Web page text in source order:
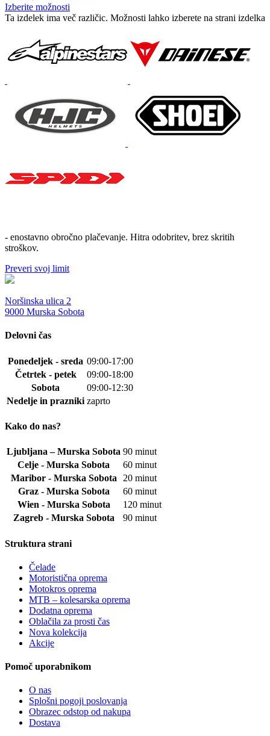
Izberite možnosti
Ta izdelek ima več različic. Možnosti lahko izberete na strani izdelka
- enostavno obročno plačevanje. Hitra odobritev, brez skritih
stroškov.
Preveri svoj limit
Noršinska ulica 2
9000 Murska Sobota
Delovni čas
Ponedeljek - sreda 09:00-17:00
Četrtek - petek
09:00-18:00
Sobota
09:00-12:30
Nedelje in prazniki zaprto
Kako do nas?
Ljubljana – Murska Sobota 90 minut
Celje - Murska Sobota
60 minut
Maribor - Murska Sobota
20 minut
Graz - Murska Sobota
60 minut
Wien - Murska Sobota
120 minut
Zagreb - Murska Sobota
90 minut
Struktura strani
Čelade
Motoristična oprema
Motokros oprema
MTB – kolesarska oprema
Dodatna oprema
Oblačila za prosti čas
Nova kolekcija
Akcije
Pomoč uporabnikom
O nas
Splošni pogoji poslovanja
Obrazec odstop od nakupa
Dostava